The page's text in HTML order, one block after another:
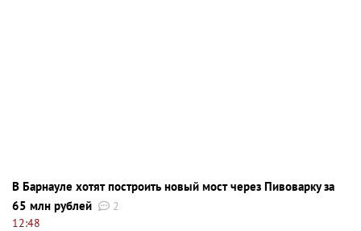
В Барнауле хотят построить новый мост через Пивоварку за
65 млн рублей
2
12:48